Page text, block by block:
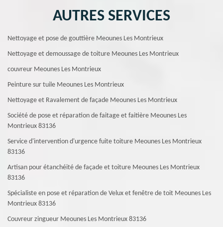
AUTRES SERVICES
Nettoyage et pose de gouttière Meounes Les Montrieux
Nettoyage et demoussage de toiture Meounes Les Montrieux
couvreur Meounes Les Montrieux
Peinture sur tuile Meounes Les Montrieux
Nettoyage et Ravalement de façade Meounes Les Montrieux
Société de pose et réparation de faitage et faitière Meounes Les
Montrieux 83136
Service d'intervention d'urgence fuite toiture Meounes Les Montrieux
83136
Artisan pour étanchéité de façade et toiture Meounes Les Montrieux
83136
Spécialiste en pose et réparation de Velux et fenêtre de toit Meounes Les
Montrieux 83136
Couvreur zingueur Meounes Les Montrieux 83136